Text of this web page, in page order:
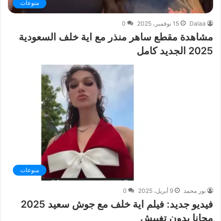
منوعات
Dalaa 15 نوفمبر، 2025 0
مشاهدة مقطع ساهر منذر مع اية خلف السعودية
2025 الجديد كامل
منوعات
نور محمد 9 أبريل، 2025 0
فيديو جديد: فيلم اية خلف مع جوش سعيد 2025
مجانا بدون تغبيش